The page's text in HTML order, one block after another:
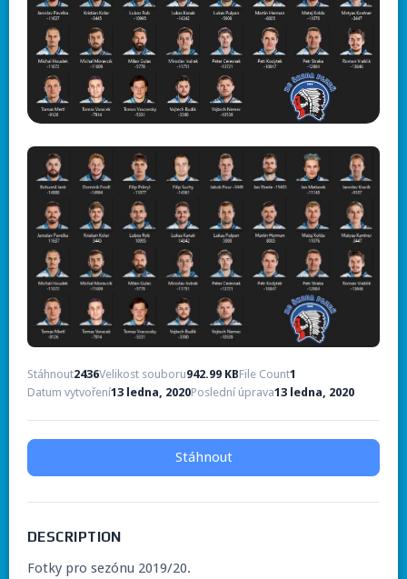
Stáhnout2436Velikost souboru942.99 KBFile Count1
Datum vytvoření13 ledna, 2020Poslední úprava13 ledna, 2020
Stáhnout
DESCRIPTION
Fotky pro sezónu 2019/20.